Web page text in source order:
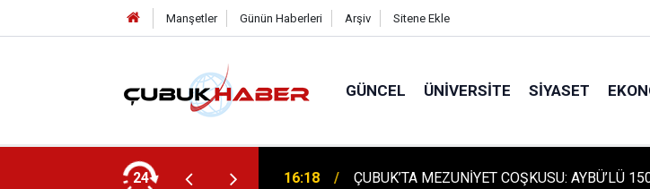
Manşetler Günün Haberleri Arşiv Sitene Ekle
GÜNCEL ÜNIVERSITE SIYASET
24 16:18 ÇUBUK’TA MEZUNİYET COŞKUSU: AYBÜ’LÜ